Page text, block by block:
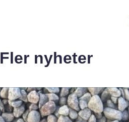
Fler nyheter